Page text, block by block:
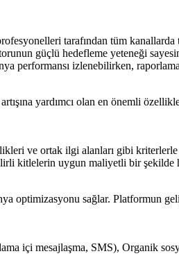
tarafından tüm
güçlü hedefleme yeteneği
performansı izlenebilirken,
yardımcı olan en önemli
ve ortak ilgi alanları gibi
kitlelerin uygun maliyetli bir şekilde
optimizasyonu sağlar. Platformun
içi mesajlaşma, SMS), Organik